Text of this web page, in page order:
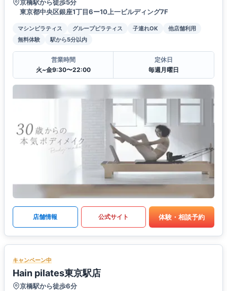
京橋駅から徒歩5分
東京都中央区銀座1丁目6ー10上一ビルディング7F
マシンピラティス グループピラティス 子連れOK
他店舗利用
無料体験
駅から5分以内
営業時間
火~金9:30〜22:00
定休日
毎週月曜日
店舗情報 公式サイト 体験・相談予約
キャンペーン中
Hain pilates東京駅店
京橋駅から徒歩6分